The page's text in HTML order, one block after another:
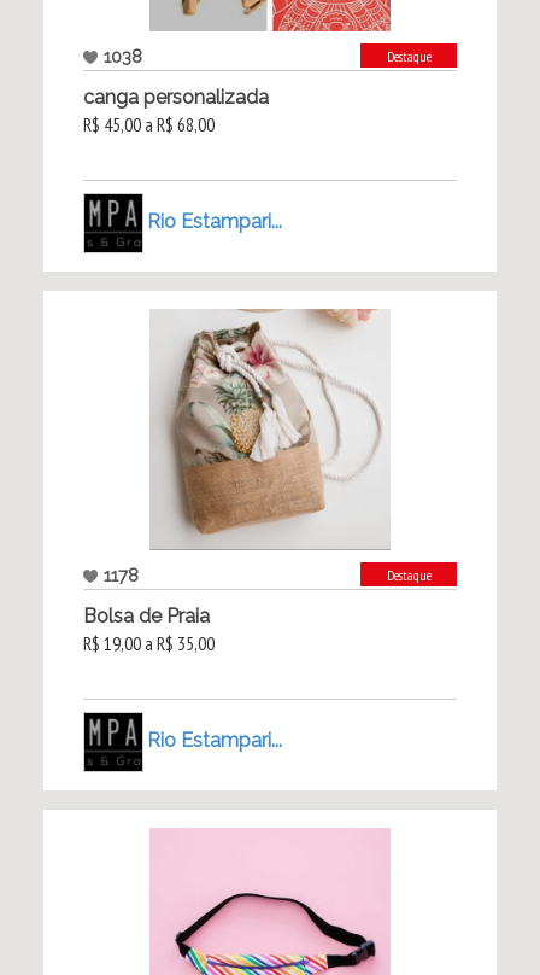
1038 Destaque
canga personalizada
R$ 45,00 a R$ 68,00
Rio Estampari...
1178 Destaque
Bolsa de Praia
R$ 19,00 a R$ 35,00
Rio Estampari...